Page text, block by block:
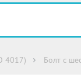
4017) Болт с